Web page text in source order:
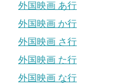
外国映画 あ行
外国映画 か行
外国映画 さ行
外国映画 た行
外国映画 な行